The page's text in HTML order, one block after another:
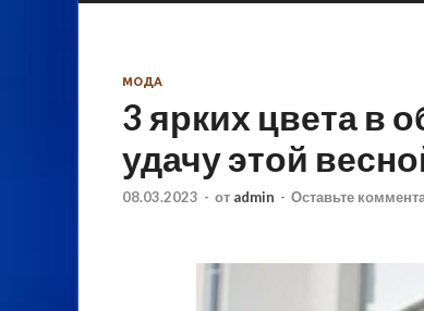
МОДА
3 ярких цвета в
удачу этой
08.03.2023 - от admin - Оставьте